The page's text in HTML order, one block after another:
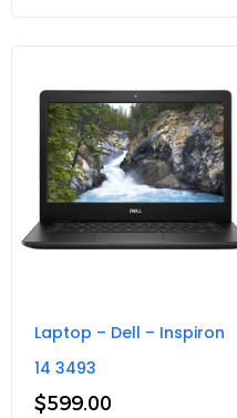
Laptop – Dell – Inspiron
14 3493
$599.00